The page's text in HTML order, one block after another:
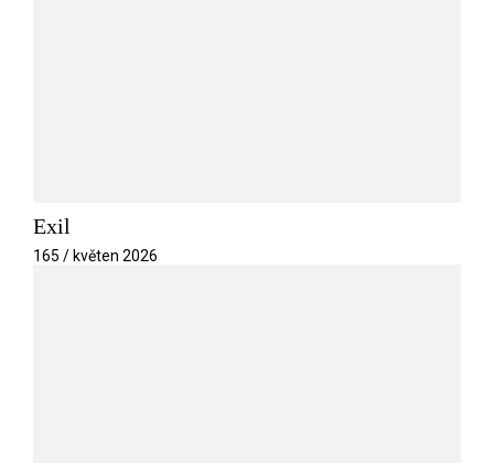
Exil
165 / květen 2026